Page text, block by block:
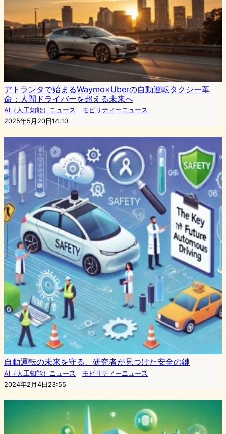
アトランタで始まるWaymo×Uberの自動運転タクシー革
命：人間ドライバーを超える未来へ
AI（人工知能）ニュース ｜ モビリティーニュース
2025年5月20日14:10
自動運転の未来を守る、研究者が見つけた安全の鍵
AI（人工知能）ニュース ｜ モビリティーニュース
2024年2月4日23:55